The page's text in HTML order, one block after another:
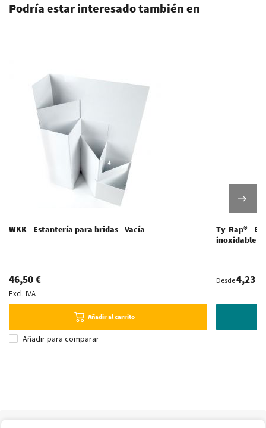
Podría estar interesado también en
WKK - Estantería para bridas - Vacía
46,50 €
Excl. IVA
Añadir al carrito
Añadir para comparar
Ty-Rap® -
inoxidable -
Desde4,23 €